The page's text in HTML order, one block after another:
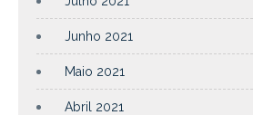
Junho 2021
Maio 2021
Abril 2021